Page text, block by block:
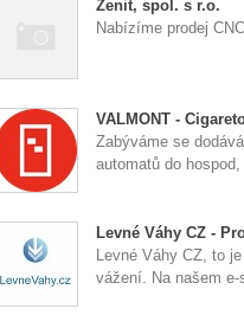
Zenit, spol. s r.o.
Nabízíme prodej
VALMONT -
Zabýváme se
automatů do hospod,
Levné Váhy CZ -
Levné Váhy CZ, to
vážení. Na našem e-